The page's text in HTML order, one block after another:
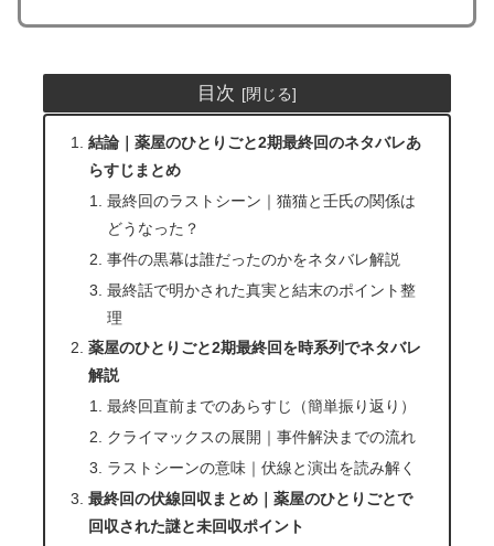
目次
結論｜薬屋のひとりごと2期最終回のネタバレあ
らすじまとめ
最終回のラストシーン｜猫猫と壬氏の関係は
どうなった？
事件の黒幕は誰だったのかをネタバレ解説
最終話で明かされた真実と結末のポイント整
理
薬屋のひとりごと2期最終回を時系列でネタバレ
解説
最終回直前までのあらすじ（簡単振り返り）
クライマックスの展開｜事件解決までの流れ
ラストシーンの意味｜伏線と演出を読み解く
最終回の伏線回収まとめ｜薬屋のひとりごとで
回収された謎と未回収ポイント